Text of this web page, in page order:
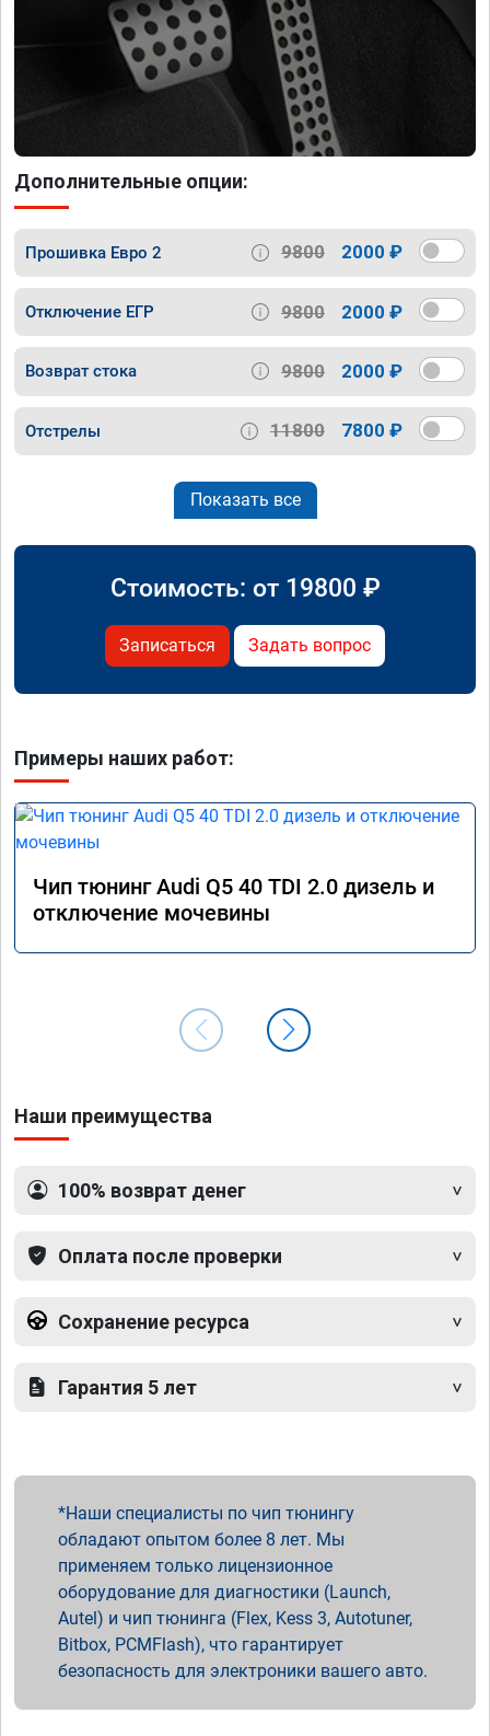
Дополнительные опции:
Прошивка Евро 2 9800 2000 ₽
Отключение ЕГР 9800 2000 ₽
Возврат стока 9800 2000 ₽
Отстрелы 11800 7800 ₽
Показать все
Стоимость: от 19800 ₽
Записаться Задать вопрос
Примеры наших работ:
Чип тюнинг Audi Q5 40 TDI 2.0 дизель и
отключение мочевины
Наши преимущества
100% возврат денег
Оплата после проверки
Сохранение ресурса
Гарантия 5 лет
Наши специалисты по чип тюнингу
обладают опытом более 8 лет. Мы
применяем только лицензионное
оборудование для диагностики (Launch,
Autel) и чип тюнинга (Flex, Kess 3, Autotuner,
Bitbox, PCMFlash), что гарантирует
безопасность для электроники вашего авто.